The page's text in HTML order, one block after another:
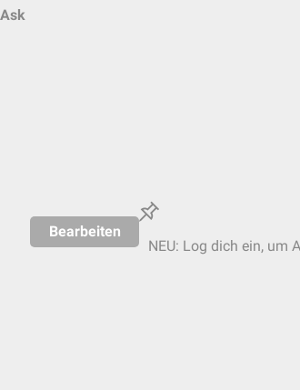
Ask
Bearbeiten
NEU: Log dich ein, um